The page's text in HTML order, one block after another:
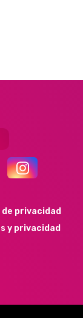
privacidad
y privacidad